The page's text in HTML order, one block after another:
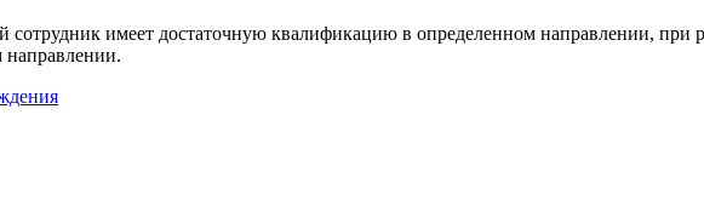
имеет достаточную квалификацию в определенном направлении, при